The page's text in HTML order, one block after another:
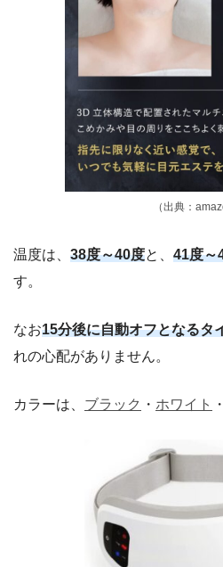
（出典：
温度は、 38度～40度と、 41度～
す。
なお15分後に自動オフとなるタ
れの心配がありません。
カラーは、 ブラック ・ ホワイト ・